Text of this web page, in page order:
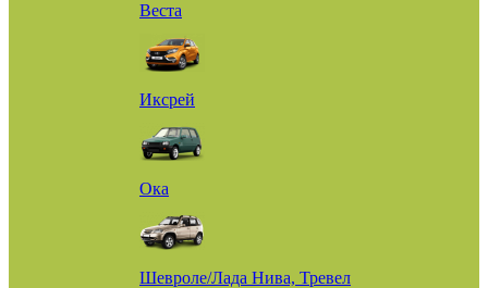
Веста
Иксрей
Ока
Шевроле/Лада Нива, Тревел